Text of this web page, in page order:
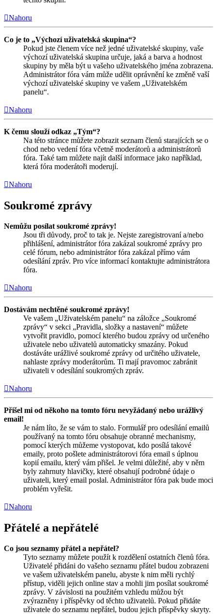
Nahoru
Co je to „Výchozí uživatelská skupina“?
Pokud jste členem více než jedné uživatelské skupiny, vaše
výchozí uživatelská skupina určuje, jaká a barva a hodnost
skupiny by měla být u vašeho uživatelského jména zobrazena.
Administrátor fóra vám může udělit oprávnění ke změně vaší
výchozí uživatelské skupiny ve vašem „Uživatelském
panelu“.
Nahoru
K čemu slouží odkaz „Tým“?
Na této stránce můžete zobrazit seznam členů starajících se o
chod nebo vedení fóra včetně moderátorů a administrátorů
fóra. Také tam můžete najít další informace jako například,
která fóra moderátoři moderují.
Nahoru
Soukromé zprávy
Nemůžu posílat soukromé zprávy!
Jsou tři důvody, proč to tak je. Nejste zaregistrovaní a/nebo
přihlášení, administrátor fóra zakázal soukromé zprávy pro
celé fórum, nebo administrátor fóra zakázal přímo vám
odesílání zpráv. Pro více informací kontaktujte administrátora
fóra.
Nahoru
Dostávám nechtěné soukromé zprávy!
Ve vašem „Uživatelském panelu“ na záložce „Soukromé
zprávy“ v sekci „Pravidla, složky a nastavení“ můžete
vytvořit pravidlo, pomocí kterého budou zprávy od určeného
uživatele nebo uživatelů automaticky smazány. Pokud
dostáváte urážlivé soukromé zprávy od určitého uživatele,
nahlaste zprávy moderátorům. Ti mají pravomoc zabránit
uživateli v odesílání soukromých zpráv.
Nahoru
Přišel mi od někoho na tomto fóru nevyžádaný nebo urážlivý
email!
Je nám líto, že se vám to stalo. Formulář pro odesílání emailů
používaný na tomto fóru obsahuje obranné mechanismy,
pomocí kterých můžeme vystopovat, kdo posílá takové
emaily, proto pošlete administrátorovi fóra email s úplnou
kopií emailu, který vám přišel. Je velmi důležité, aby v něm
byly zahrnuty hlavičky, které obsahují podrobné údaje o
uživateli, který email poslal. Administrátor fóra pak bude moci
problém vyřešit.
Nahoru
Přátelé a nepřátelé
Co jsou seznamy přátel a nepřátel?
Tyto seznamy můžete použít k rozdělení ostatních členů fóra.
Uživatelé přidáni do vašeho seznamu přátel budou zobrazeni
ve vašem uživatelském panelu, abyste k nim měli rychlý
přístup, viděli jejich online stav a mohli jim posílat soukromé
zprávy. V závislosti na použitém vzhledu můžou být
zvýrazněny i příspěvky od těchto uživatelů. Pokud přidáte
uživatele do seznamu nepřátel, budou jejich příspěvky skryty.